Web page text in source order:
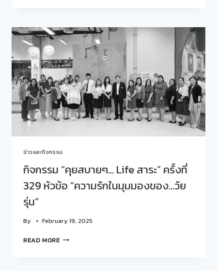
จัด
กิจกรรม
“คุย
สบายๆ…
LIFE
สาระ”
ครั้ง
ที่
330
หัวข้อ
“ความ
มุม
ของ…
พี่
น้อง”
ข่าวและกิจกรรม
กิจกรรม “คุยสบายๆ… Life สาระ” ครั้งที่
329 หัวข้อ “ความรักในมุมมองของ…วัย
รุ่น”
By February 19, 2025
READ MOREกิจกรรม